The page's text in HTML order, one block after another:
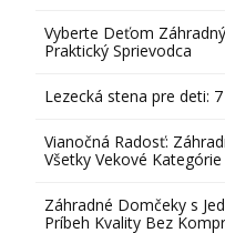
Vyberte Deťom
Praktický Sprievodca
Lezecká stena pre deti:
Vianočná Radosť:
Všetky Vekové Kategórie
Záhradné Domčeky s
Príbeh Kvality Bez